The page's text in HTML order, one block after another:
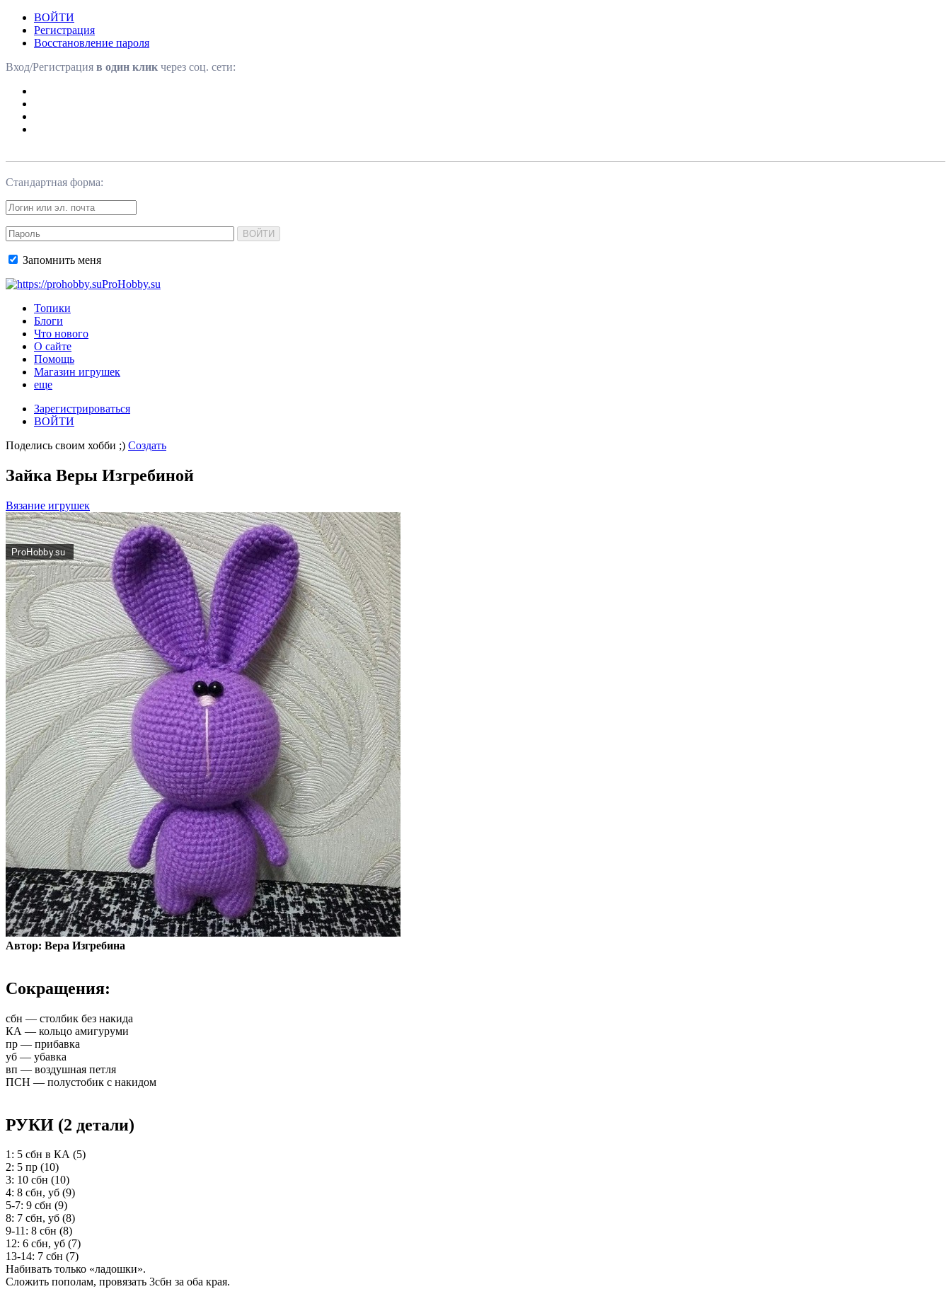
ВОЙТИ
Регистрация
Восстановление пароля
Вход/Регистрация в один клик через соц. сети:
Стандартная форма:
ВОЙТИ
Запомнить меня
ProHobby.su
Топики
Блоги
Что нового
О сайте
Помощь
Магазин игрушек
еще
Зарегистрироваться
ВОЙТИ
Поделись своим хобби ;) Создать
Зайка Веры Изгребиной
Вязание игрушек
Автор: Вера Изгребина
Сокращения:
сбн — столбик без накида
КА — кольцо амигуруми
пр — прибавка
уб — убавка
вп — воздушная петля
ПСН — полустобик с накидом
РУКИ (2 детали)
1: 5 сбн в КА (5)
2: 5 пр (10)
3: 10 сбн (10)
4: 8 сбн, уб (9)
5-7: 9 сбн (9)
8: 7 сбн, уб (8)
9-11: 8 сбн (8)
12: 6 сбн, уб (7)
13-14: 7 сбн (7)
Набивать только «ладошки».
Сложить пополам, провязать 3сбн за оба края.